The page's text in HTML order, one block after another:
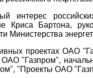
интерес
Криса Бартона,
Министерства
проектах ОАО
"Газпром",
"Проекты ОАО